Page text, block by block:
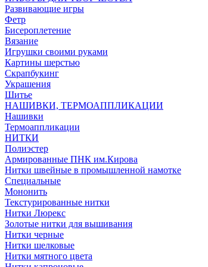
Развивающие игры
Фетр
Бисероплетение
Вязание
Игрушки своими руками
Картины шерстью
Скрапбукинг
Украшения
Шитье
НАШИВКИ, ТЕРМОАППЛИКАЦИИ
Нашивки
Термоаппликации
НИТКИ
Полиэстер
Армированные ПНК им.Кирова
Нитки швейные в промышленной намотке
Специальные
Мононить
Текстурированные нитки
Нитки Люрекс
Золотые нитки для вышивания
Нитки черные
Нитки шелковые
Нитки мятного цвета